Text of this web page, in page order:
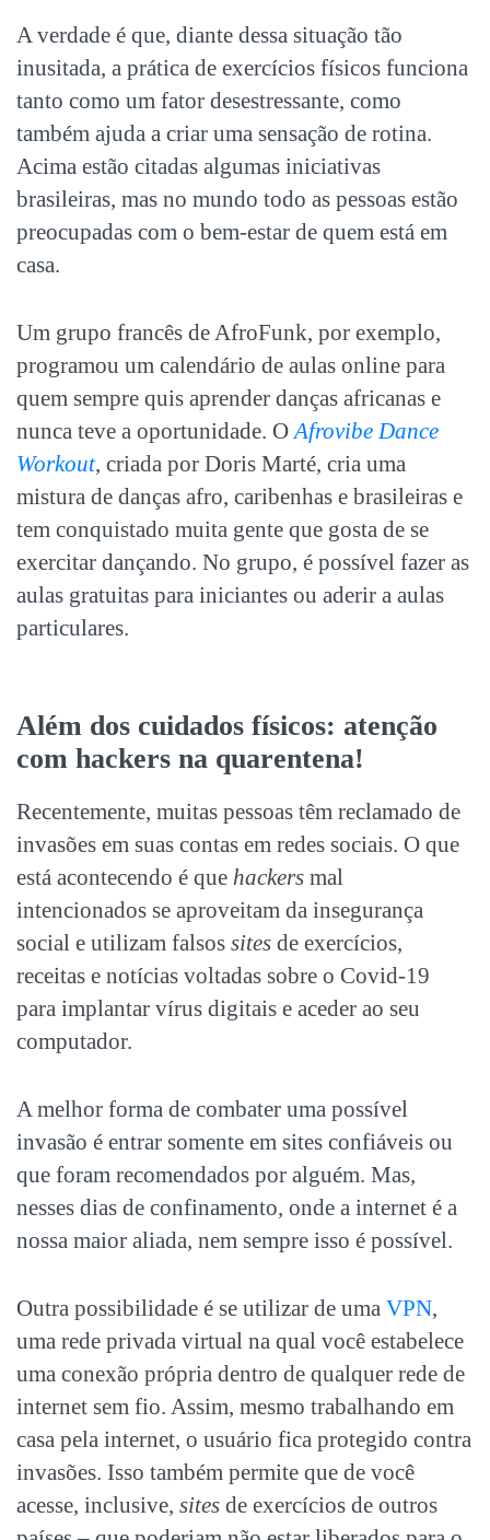
A verdade é que, diante dessa situação tão
inusitada, a prática de exercícios físicos funciona
tanto como um fator desestressante, como
também ajuda a criar uma sensação de rotina.
Acima estão citadas algumas iniciativas
brasileiras, mas no mundo todo as pessoas estão
preocupadas com o bem-estar de quem está em
casa.
Um grupo francês de AfroFunk, por exemplo,
programou um calendário de aulas online para
quem sempre quis aprender danças africanas e
nunca teve a oportunidade. OAfrovibe Dance
Workout, criada por Doris Marté, cria uma
mistura de danças afro, caribenhas e brasileiras e
tem conquistado muita gente que gosta de se
exercitar dançando. No grupo, é possível fazer as
aulas gratuitas para iniciantes ou aderir a aulas
particulares.
Além dos cuidados físicos: atenção
com hackers na quarentena!
Recentemente, muitas pessoas têm reclamado de
invasões em suas contas em redes sociais. O que
está acontecendo é que hackers mal
intencionados se aproveitam da insegurança
social e utilizam falsos sites de exercícios,
receitas e notícias voltadas sobre o Covid-19
para implantar vírus digitais e aceder ao seu
computador.
A melhor forma de combater uma possível
invasão é entrar somente em sites confiáveis ou
que foram recomendados por alguém. Mas,
nesses dias de confinamento, onde a internet é a
nossa maior aliada, nem sempre isso é possível.
Outra possibilidade é se utilizar de uma VPN,
uma rede privada virtual na qual você estabelece
uma conexão própria dentro de qualquer rede de
internet sem fio. Assim, mesmo trabalhando em
casa pela internet, o usuário fica protegido contra
invasões. Isso também permite que de você
acesse, inclusive, sites de exercícios de outros